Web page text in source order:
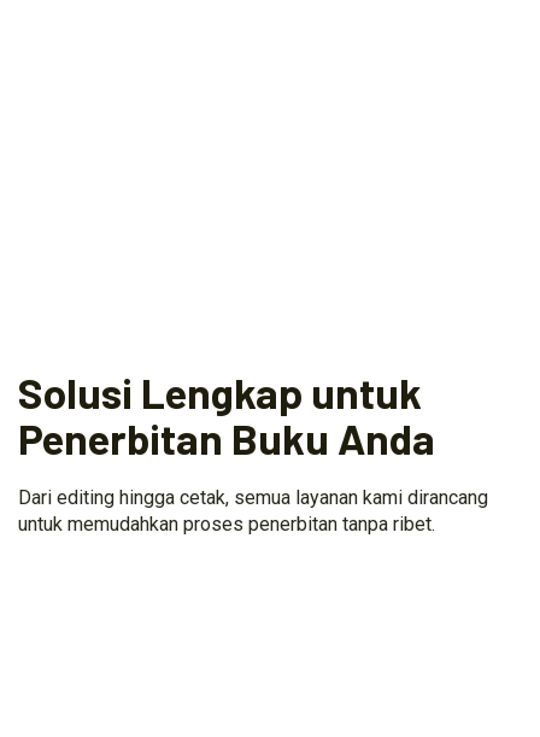
Solusi Lengkap untuk
Penerbitan Buku Anda
Dari editing hingga cetak, semua layanan kami dirancang
untuk memudahkan proses penerbitan tanpa ribet.